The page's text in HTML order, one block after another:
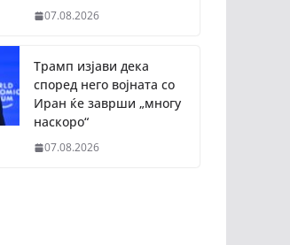
07.08.2026
Трамп изјави дека
според него војната со
Иран ќе заврши „многу
наскоро“
07.08.2026